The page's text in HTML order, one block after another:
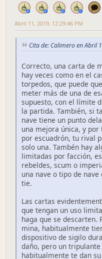
Abril 11, 2019, 12:29:46 PM
Cita de: Calimero en Abril
Correcto, una carta de
hay veces como en el
torpedos, que puede
meter más de una de
supuesto, con el límite
la partida. También, si
nave tiene un punto
una mejora única, y
por escuadrón, tu rival
solo una. Tambén hay
limitadas por facción,
rebeldes, scum o
una nave o tipo de
tie.
Las cartas
que tengan un uso
haga que se
mina, habitualmente
dispositivo de sigilo
daño, pero un
habitualmente te dan